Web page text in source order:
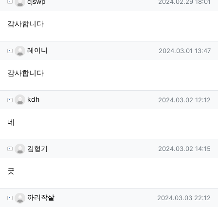
2024.02.29 18:01
감사합니다
레이니님의 댓글
레이니 작성일
2024.03.01 13:47
감사합니다
kdh님의 댓글
kdh 작성일
2024.03.02 12:12
네
김형기님의 댓글
김형기 작성일
2024.03.02 14:15
굿
까리작살님의 댓글
까리작살 작성일
2024.03.03 22:12